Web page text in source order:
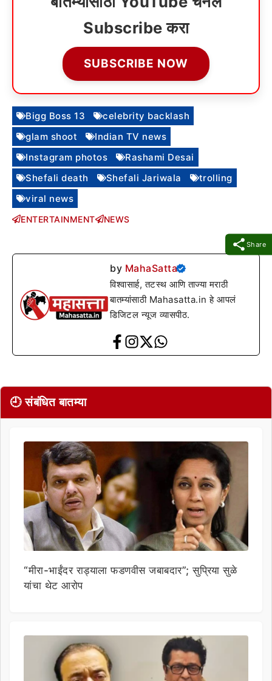
Share
Subscribe करा
SUBSCRIBE NOW
Bigg Boss 13
celebrity backlash
glam shoot
Indian TV news
Instagram photos
Rashami Desai
Shefali death
Shefali Jariwala
trolling
viral news
ENTERTAINMENT NEWS
by MahaSatta
विश्वासार्ह, तटस्थ आणि ताज्या मराठी
बातम्यांसाठी Mahasatta.in हे आपलं
डिजिटल न्यूज व्यासपीठ.
🕘 संबंधित बातम्या
“मीरा-भाईंदर राड्याला फडणवीस जबाबदार”; सुप्रिया सुळे
यांचा थेट आरोप